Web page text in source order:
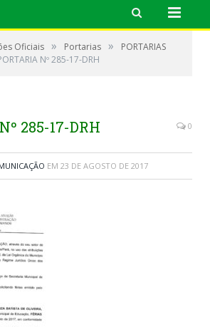
Oficiais » Portarias »
PORTARIAS
Nº 285-17-DRH
285-17-DRH 0
EM 23 DE AGOSTO DE 2017